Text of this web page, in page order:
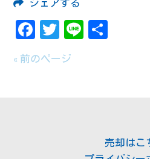
シェアする
Facebook
Twitter
Line
« 前のページ
売却はこ